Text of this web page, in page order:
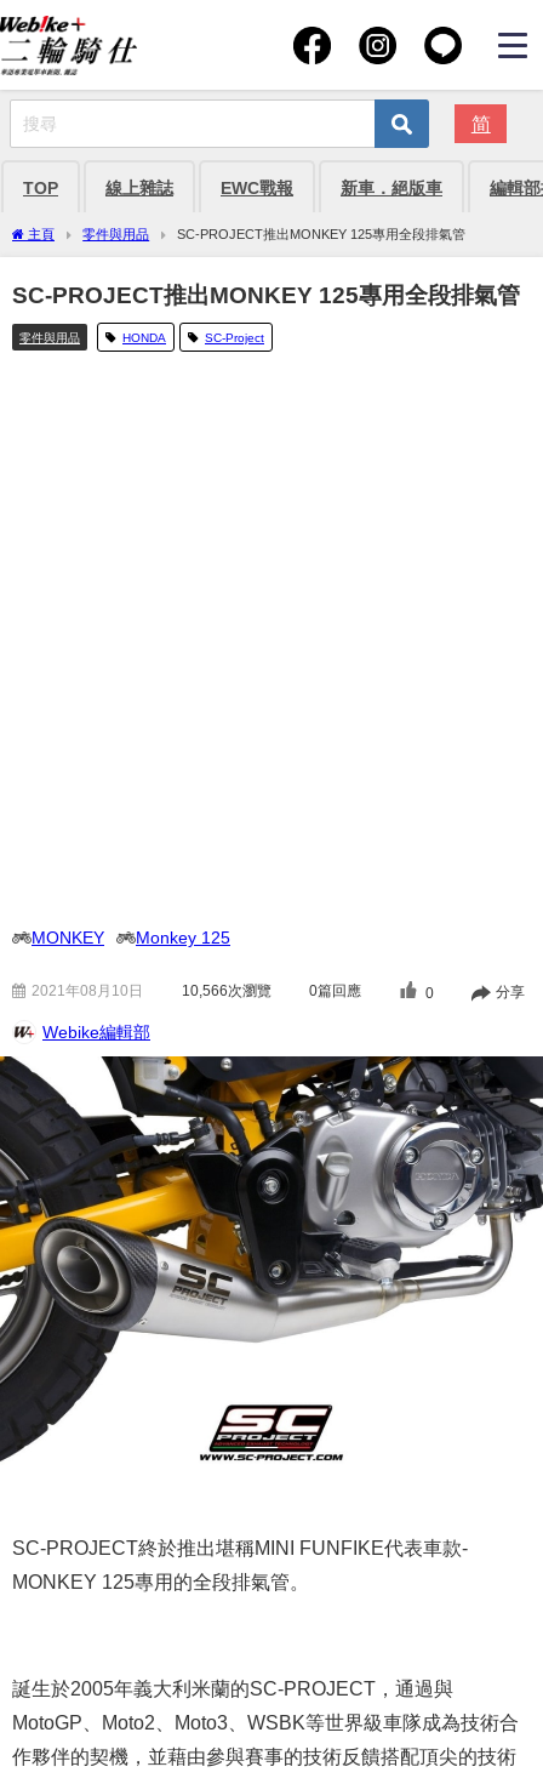
简
TOP 線上雜誌 EWC戰報 新車．絕版車 編輯
主頁 零件與用品 SC-PROJECT推出MONKEY 125專用全段排氣管
SC-PROJECT推出MONKEY 125專用全段排氣管
零件與用品 HONDA SC-Project
MONKEY Monkey 125
2021年08月10日 10,566次瀏覽 0篇回應 0 分享
Webike編輯部
SC-PROJECT終於推出堪稱MINI FUNFIKE代表車款-
MONKEY 125專用的全段排氣管。
誕生於2005年義大利米蘭的SC-PROJECT，通過與
MotoGP、Moto2、Moto3、WSBK等世界級車隊成為技術合
作夥伴的契機，並藉由參與賽事的技術反饋搭配頂尖的技術